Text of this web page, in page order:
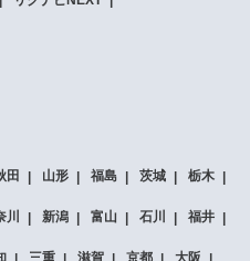
田 山形 福島 茨城 栃木
川 新潟 富山 石川 福井